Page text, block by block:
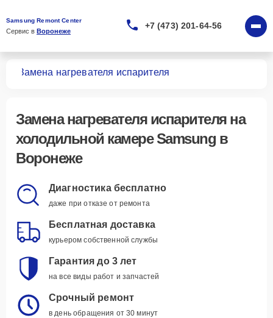
Samsung Remont Center
Сервис в Воронеже
+7 (473) 201-64-56
Замена нагревателя испарителя
Замена нагревателя испарителяна
холодильной камере Samsung в
Воронеже
Диагностика бесплатно
даже при отказе от ремонта
Бесплатная доставка
курьером собственной службы
Гарантия до 3 лет
на все виды работ и запчастей
Срочный ремонт
в день обращения от 30 минут